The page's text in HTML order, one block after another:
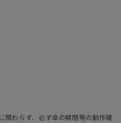
わらず、必ず傘の開閉等の動作確